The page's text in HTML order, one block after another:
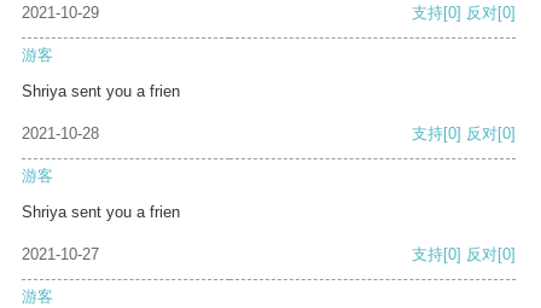
2021-10-29 支持[0] 反对[0]
游客
Shriya sent you a frien
2021-10-28 支持[0] 反对[0]
游客
Shriya sent you a frien
2021-10-27 支持[0] 反对[0]
游客